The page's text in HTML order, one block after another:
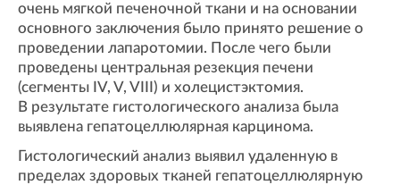
очень мягкой печеночной ткани и на основании
основного заключения было принято решение о
проведении лапаротомии. После чего были
проведены центральная резекция печени
(сегменты IV, V, VIII) и холецистэктомия.
В результате гистологического анализа была
выявлена гепатоцеллюлярная карцинома.
Гистологический анализ выявил удаленную в
пределах здоровых тканей гепатоцеллюлярную